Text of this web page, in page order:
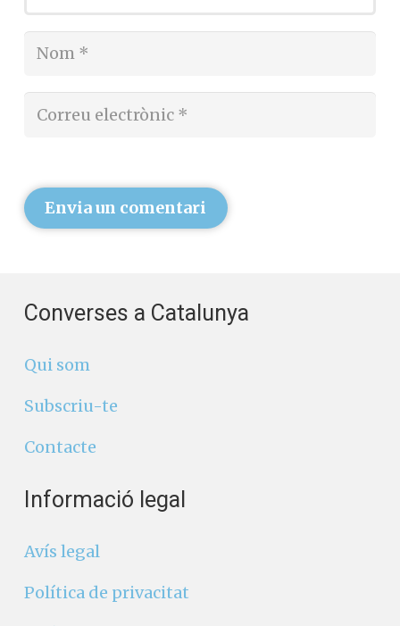
Envia un comentari
Converses a Catalunya
Qui som
Subscriu-te
Contacte
Informació legal
Avís legal
Política de privacitat